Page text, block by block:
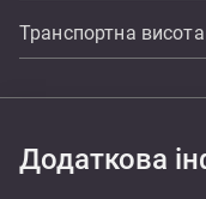
Транспортна висота
Додаткова